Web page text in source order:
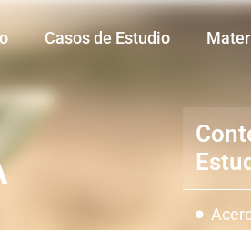
Casos de Estudio